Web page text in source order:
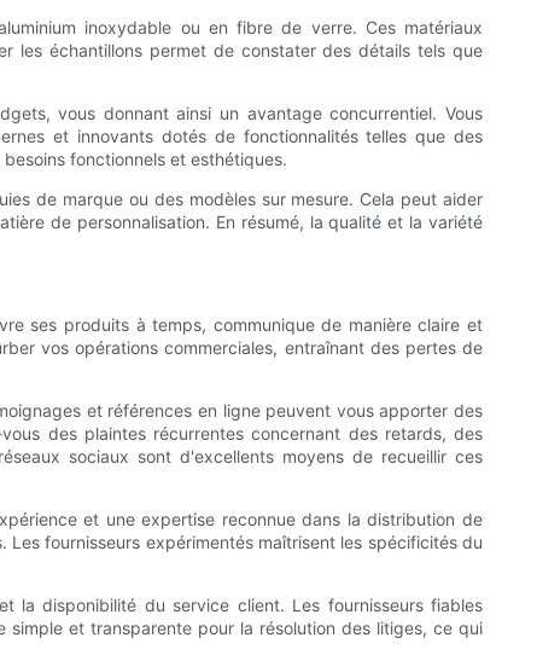
inoxydable ou en fibre de verre. Ces matériaux
les échantillons permet de constater des détails tels que
vous donnant ainsi un avantage concurrentiel. Vous
et innovants dotés de fonctionnalités telles que des
fonctionnels et esthétiques.
de marque ou des modèles sur mesure. Cela peut aider
de personnalisation. En résumé, la qualité et la variété
ses produits à temps, communique de manière claire et
vos opérations commerciales, entraînant des pertes de
et références en ligne peuvent vous apporter des
des plaintes récurrentes concernant des retards, des
sociaux sont d'excellents moyens de recueillir ces
et une expertise reconnue dans la distribution de
fournisseurs expérimentés maîtrisent les spécificités du
la disponibilité du service client. Les fournisseurs fiables
et transparente pour la résolution des litiges, ce qui